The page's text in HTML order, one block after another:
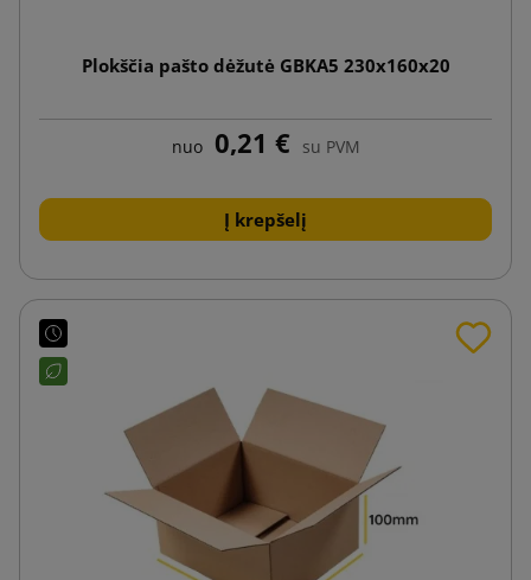
Plokščia pašto dėžutė GBKA5 230x160x20
nuo 0,21 € su PVM
Į krepšelį